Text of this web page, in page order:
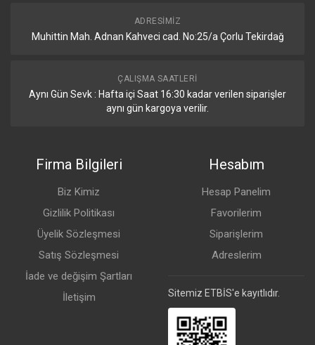
ADRESIMIZ
Muhittin Mah. Adnan Kahveci cad. No:25/a Çorlu Tekirdağ
ÇALIŞMA SAATLERI
Aynı Gün Sevk : Hafta içi Saat 16:30 kadar verilen siparişler
aynı gün kargoya verilir.
Firma Bilgileri
Biz Kimiz
Gizlilik Politikası
Üyelik Sözleşmesi
Satış Sözleşmesi
İade ve değişim Şartları
İletişim
Hesabım
Hesap Panelim
Favorilerim
Siparişlerim
Adreslerim
Sitemiz ETBİS'e kayıtlıdır.